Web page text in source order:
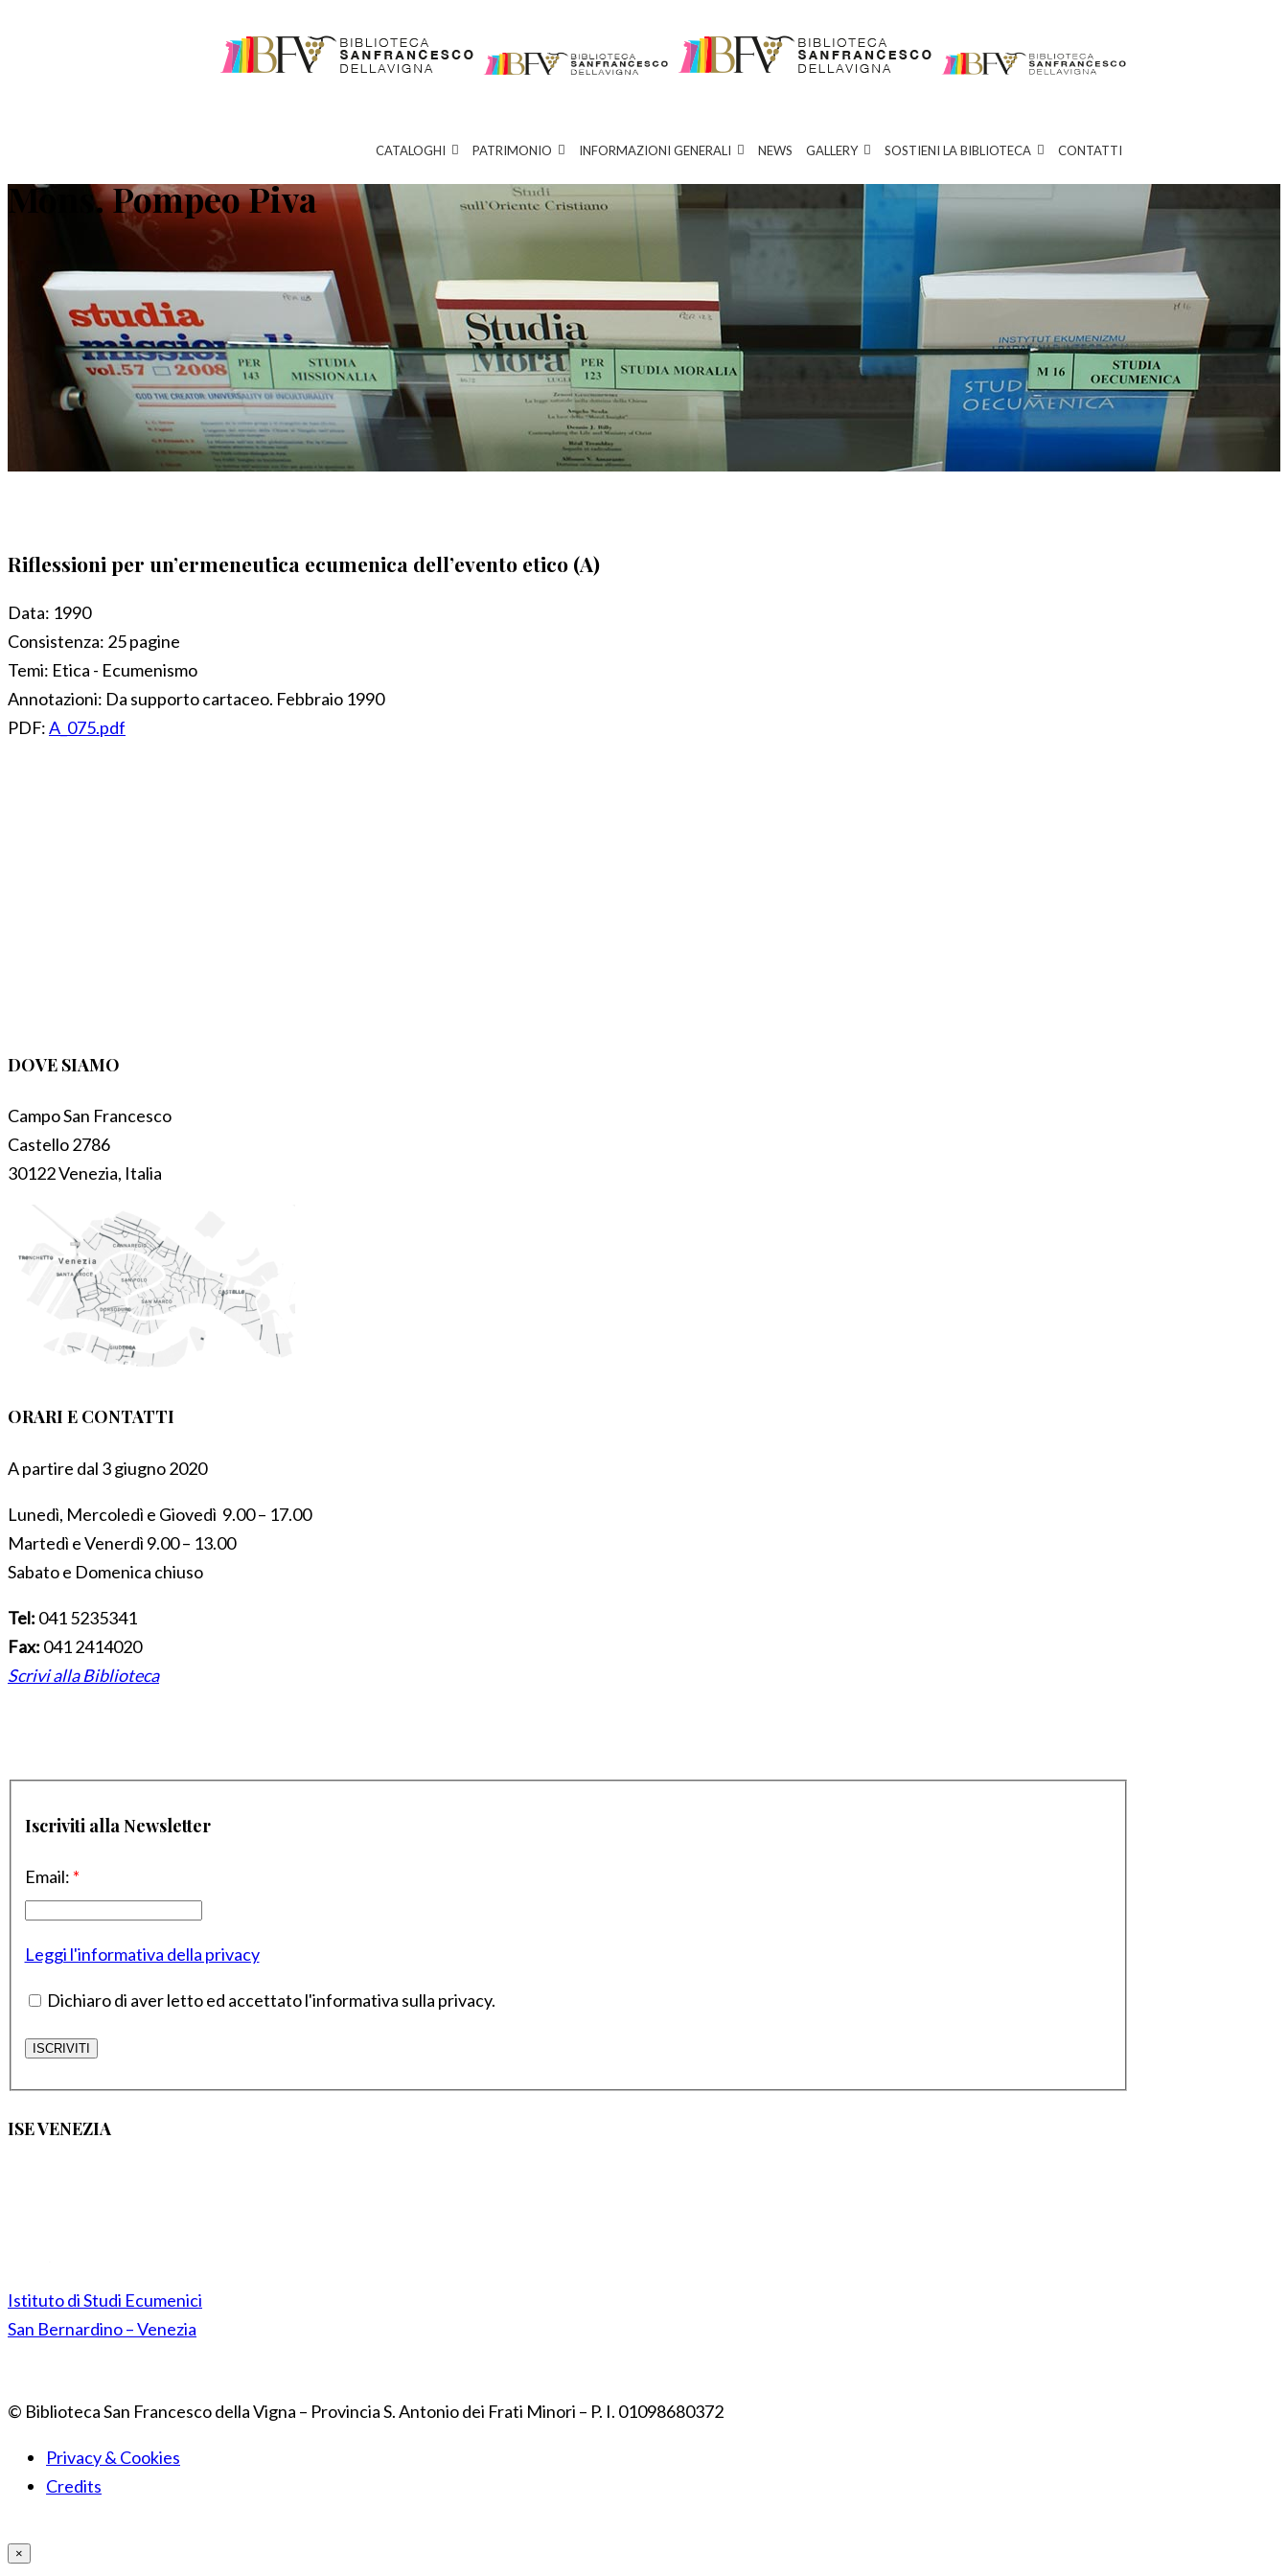
CATALOGHI PATRIMONIO INFORMAZIONI GENERALI NEWS GALLERY SOSTIENI LA BIBLIOTECA CONTATTI
Mons. Pompeo Piva
Riflessioni per un’ermeneutica ecumenica dell’evento etico (A)
Data: 1990
Consistenza: 25 pagine
Temi: Etica - Ecumenismo
Annotazioni: Da supporto cartaceo. Febbraio 1990
PDF:A_075.pdf
DOVE SIAMO
Campo San Francesco
Castello 2786
30122 Venezia, Italia
ORARI E CONTATTI
A partire dal 3 giugno 2020
Lunedì, Mercoledì e Giovedì 9.00 – 17.00
Martedì e Venerdì 9.00 – 13.00
Sabato e Domenica chiuso
Tel: 041 5235341
Fax: 041 2414020
Scrivi alla Biblioteca
Iscriviti alla Newsletter
Email: *
Leggi l'informativa della privacy
Dichiaro di aver letto ed accettato l'informativa sulla privacy.
ISE VENEZIA
Istituto di Studi Ecumenici
San Bernardino – Venezia
© Biblioteca San Francesco della Vigna – Provincia S. Antonio dei Frati Minori – P. I. 01098680372
Privacy & Cookies
Credits
×